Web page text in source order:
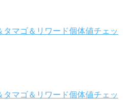
タマゴ＆リワード個体値チェッ
タマゴ＆リワード個体値チェッ